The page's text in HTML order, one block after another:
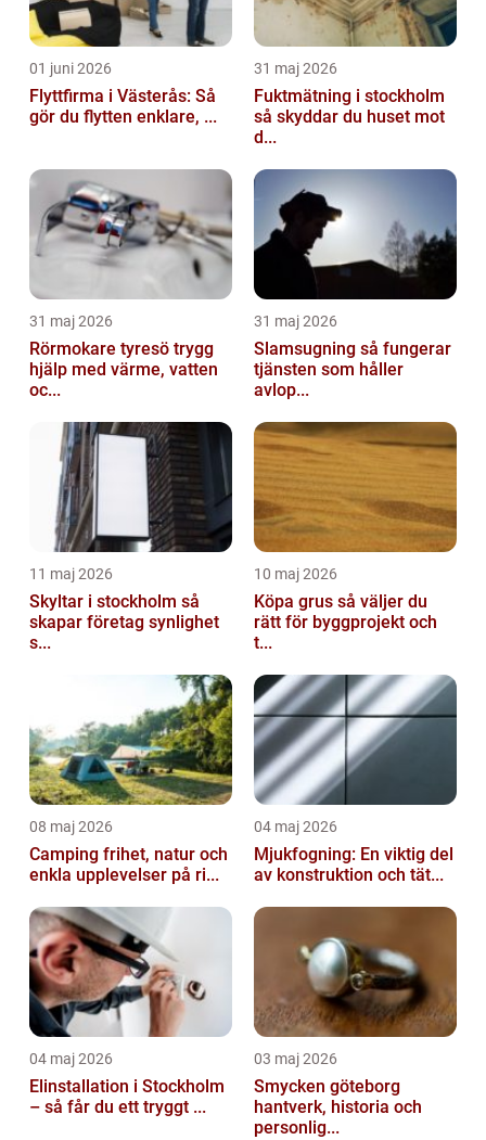
01 juni 2026
Flyttfirma i Västerås: Så
gör du flytten enklare, ...
31 maj 2026
Fuktmätning i stockholm
så skyddar du huset mot
d...
31 maj 2026
Rörmokare tyresö trygg
hjälp med värme, vatten
oc...
31 maj 2026
Slamsugning så fungerar
tjänsten som håller
avlop...
11 maj 2026
Skyltar i stockholm så
skapar företag synlighet
s...
10 maj 2026
Köpa grus så väljer du
rätt för byggprojekt och
t...
08 maj 2026
Camping frihet, natur och
enkla upplevelser på ri...
04 maj 2026
Mjukfogning: En viktig del
av konstruktion och tät...
04 maj 2026
Elinstallation i Stockholm
– så får du ett tryggt ...
03 maj 2026
Smycken göteborg
hantverk, historia och
personlig...